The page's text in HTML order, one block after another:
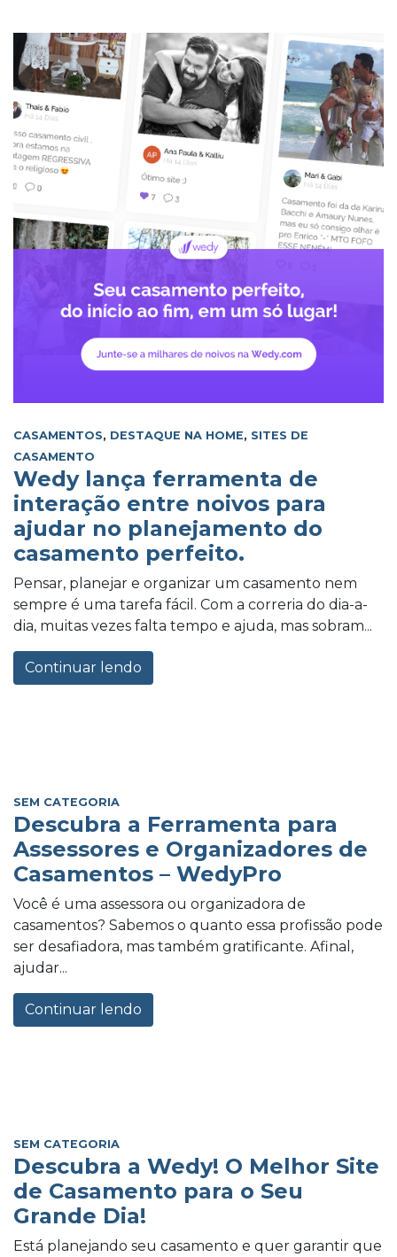
CASAMENTOS, DESTAQUE NA HOME, SITES DE
CASAMENTO
Wedy lança ferramenta de
interação entre noivos para
ajudar no planejamento do
casamento perfeito.
Pensar, planejar e organizar um casamento nem
sempre é uma tarefa fácil. Com a correria do dia-a-
dia, muitas vezes falta tempo e ajuda, mas sobram...
Continuar lendo
SEM CATEGORIA
Descubra a Ferramenta para
Assessores e Organizadores de
Casamentos – WedyPro
Você é uma assessora ou organizadora de
casamentos? Sabemos o quanto essa profissão pode
ser desafiadora, mas também gratificante. Afinal,
ajudar...
Continuar lendo
SEM CATEGORIA
Descubra a Wedy! O Melhor Site
de Casamento para o Seu
Grande Dia!
Está planejando seu casamento e quer garantir que